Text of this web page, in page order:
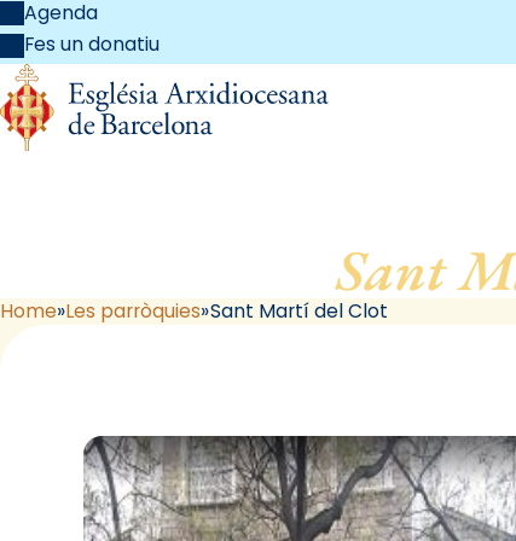
Agenda
Fes un donatiu
Sant
Home Les parròquies Sant Martí del Clot